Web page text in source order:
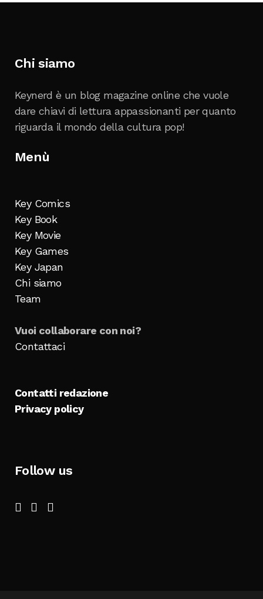
Chi siamo
Keynerd è un blog magazine online che vuole
dare chiavi di lettura appassionanti per quanto
riguarda il mondo della cultura pop!
Menù
Key Comics
Key Book
Key Movie
Key Games
Key Japan
Chi siamo
Team
Vuoi collaborare con noi?
Contattaci
Contatti redazione
Privacy policy
Follow us